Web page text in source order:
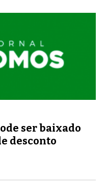
ser baixado
desconto